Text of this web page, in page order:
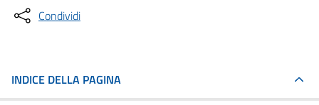
Condividi
INDICE DELLA PAGINA